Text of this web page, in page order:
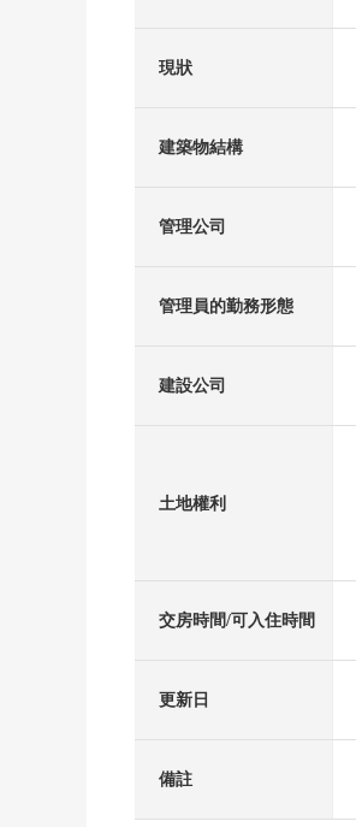
現狀
建築物結構
管理公司
管理員的勤務形態
建設公司
土地權利
交房時間/可入住時間
更新日
備註